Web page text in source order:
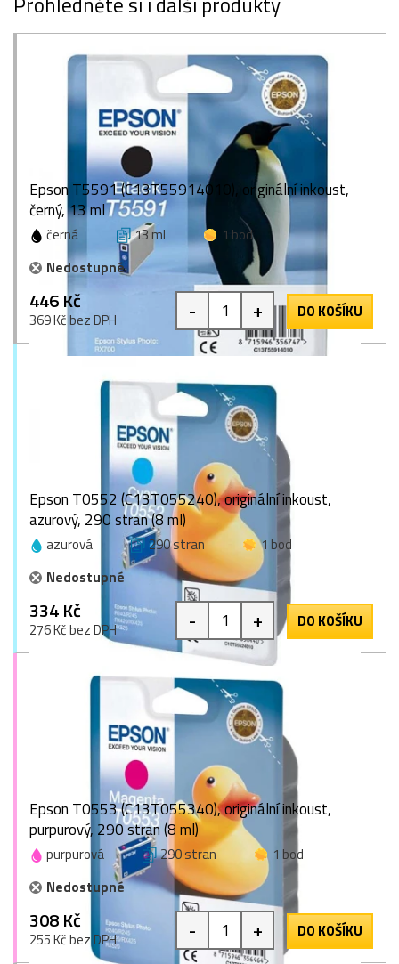
Epson T5591 (C13T55914010), originální inkoust,
černý, 13 ml
černá 13 ml
1 bod
Nedostupné
446 Kč
369 Kč bez DPH - + DO KOŠÍKU
Epson T0552 (C13T055240), originální inkoust,
azurový, 290 stran (8 ml)
azurová 290 stran
1 bod
Nedostupné
334 Kč
276 Kč bez DPH - + DO KOŠÍKU
Epson T0553 (C13T055340), originální inkoust,
purpurový, 290 stran (8 ml)
purpurová 290 stran
1 bod
Nedostupné
308 Kč
255 Kč bez DPH - + DO KOŠÍKU